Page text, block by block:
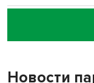
Новосибирский
пенсионерки на
Новости